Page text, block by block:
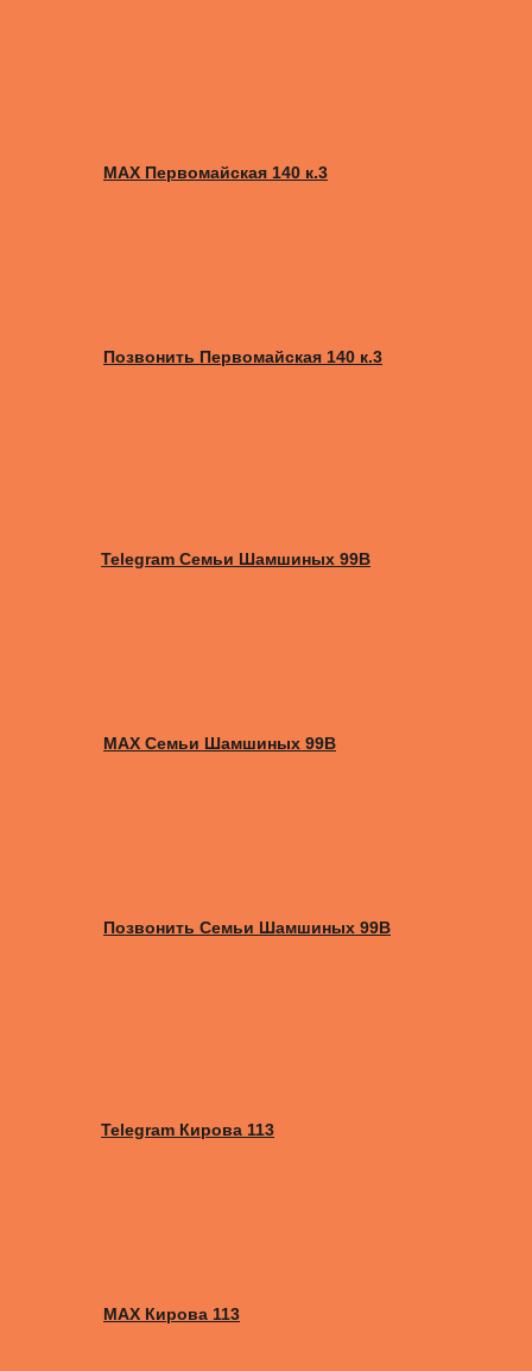
MAX Первомайская 140 к.3
Позвонить Первомайская 140 к.3
Telegram Семьи Шамшиных 99В
MAX Семьи Шамшиных 99В
Позвонить Семьи Шамшиных 99В
Telegram Кирова 113
MAX Кирова 113